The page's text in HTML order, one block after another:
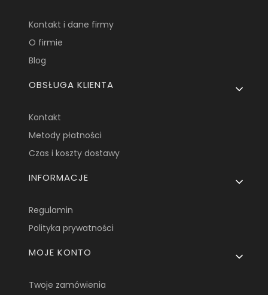
Kontakt i dane firmy
O firmie
Blog
OBSŁUGA KLIENTA
Kontakt
Metody płatności
Czas i koszty dostawy
INFORMACJE
Regulamin
Polityka prywatności
MOJE KONTO
Twoje zamówienia